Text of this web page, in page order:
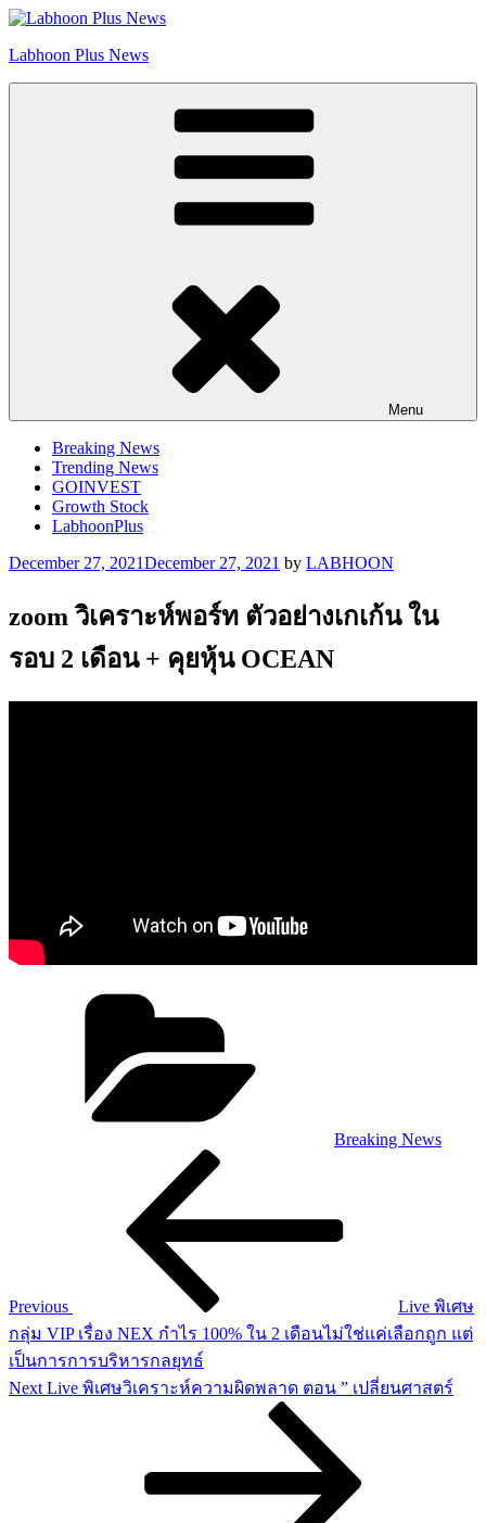
Skip
content
Labhoon Plus News
Menu
Breaking News
Trending News
GOINVEST
Growth Stock
LabhoonPlus
Posted
December 27, 2021December 27, 2021 by LABHOON
zoom วิเคราะห์พอร์ท ตัวอย่างเกเก้น ใน
รอบ 2 เดือน + คุยหุ้น OCEAN
Breaking News
Previous
Live พิเศษ
กลุ่ม VIP เรื่อง NEX กำไร 100% ใน 2 เดือนไม่ใช่แค่เลือกถูก แต่
เป็นการการบริหารกลยุทธ์
Next
Post
Next Live พิเศษวิเคราะห์ความผิดพลาด ตอน ” เปลี่ยนศาสตร์